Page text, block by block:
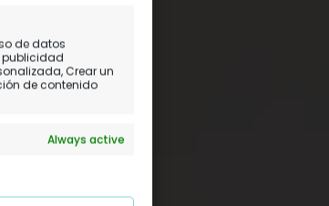
de datos
publicidad
Crear un
de contenido
Always active